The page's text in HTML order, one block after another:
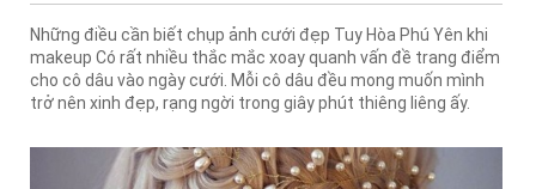
Những điều cần biết chụp ảnh cưới đẹp Tuy Hòa Phú Yên khi
makeup Có rất nhiều thắc mắc xoay quanh vấn đề trang điểm
cho cô dâu vào ngày cưới. Mỗi cô dâu đều mong muốn mình
trở nên xinh đẹp, rạng ngời trong giây phút thiêng liêng ấy.